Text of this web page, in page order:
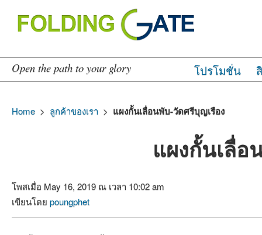
Open the path to your glory โปรโมชั่น
Home > ลูกค้าของเรา > แผงกั้นเลื่อนพับ-วัดศรีบุญเรือง
แผงกั้นเลื่อ
โพสเมื่อ May 16, 2019 ณ เวลา 10:02 am
เขียนโดย poungphet